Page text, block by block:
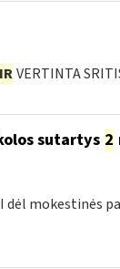
IR VERTINTA
sutartys 2
dėl mokestinės